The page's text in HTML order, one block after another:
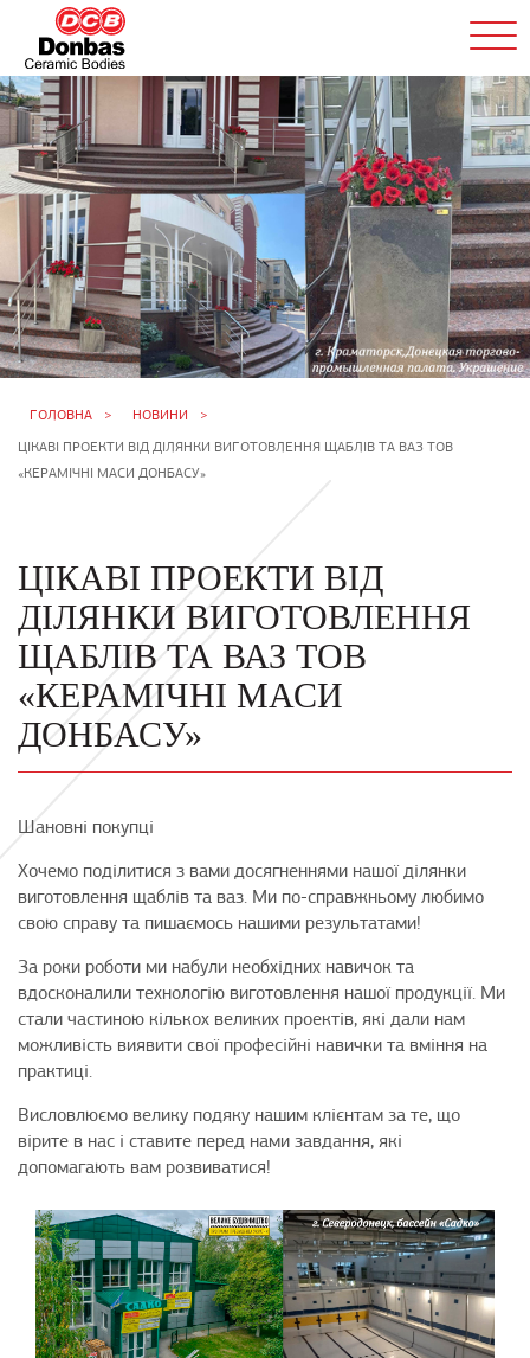
ГОЛОВНА
НОВИНИ
ЦІКАВІ ПРОЕКТИ ВІД ДІЛЯНКИ ВИГОТОВЛЕННЯ ЩАБЛІВ ТА ВАЗ ТОВ
«КЕРАМІЧНІ МАСИ ДОНБАСУ»
ЦІКАВІ ПРОЕКТИ ВІД
ДІЛЯНКИ ВИГОТОВЛЕННЯ
ЩАБЛІВ ТА ВАЗ ТОВ
«КЕРАМІЧНІ МАСИ
ДОНБАСУ»
Шановні покупці
Хочемо поділитися з вами досягненнями нашої ділянки
виготовлення щаблів та ваз. Ми по-справжньому любимо
свою справу та пишаємось нашими результатами!
За роки роботи ми набули необхідних навичок та
вдосконалили технологію виготовлення нашої продукції. Ми
стали частиною кількох великих проектів, які дали нам
можливість виявити свої професійні навички та вміння на
практиці.
Висловлюємо велику подяку нашим клієнтам за те, що
вірите в нас і ставите перед нами завдання, які
допомагають вам розвиватися!